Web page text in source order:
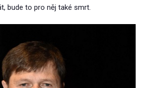
bude to pro něj také smrt.